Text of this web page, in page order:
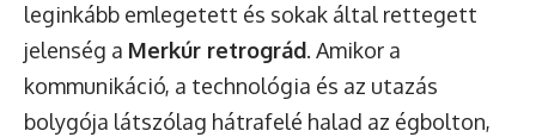
leginkább emlegetett és sokak által rettegett
jelenség a Merkúr retrográd. Amikor a
kommunikáció, a technológia és az utazás
bolygója látszólag hátrafelé halad az égbolton,